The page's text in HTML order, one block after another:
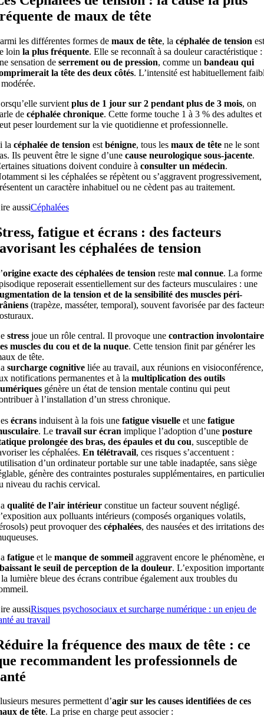
de maux de tête
les différentes formes de maux de tête, la céphalée de tension est
loin la plus fréquente. Elle se reconnaît à sa douleur caractéristique :
sensation de serrement ou de pression, comme un bandeau qui
la tête des deux côtés. L’intensité est habituellement
survientplus de 1 jour sur 2 pendant plus de 3 mois, on
de céphalée chronique. Cette forme touche 1 à 3 % des adultes et
peser lourdement sur la vie quotidienne et professionnelle.
la céphalée de tension est bénigne, tous lesmaux de têtene le sont
Ils peuvent être le signe d’une cause neurologique sous-jacente.
situations doivent conduire à consulter un médecin.
si les céphalées se répètent ou s’aggravent progressivement,
un caractère inhabituel ou ne cèdent pas au traitement.
aussiCéphalées
fatigue et écrans : des facteurs
les céphalées de tension
origine exacte des céphalées de tension reste mal connue. La forme
reposerait essentiellement sur des facteurs musculaires : une
de la tension et de la sensibilité des muscles péri-
(trapèze, masséter, temporal), souvent favorisée par des
stressjoue un rôle central. Il provoque une contraction involontaire
muscles du cou et de la nuque. Cette tension finit par générer les
de tête.
surcharge cognitiveliée au travail, aux réunions en visioconférence,
notifications permanentes et à la multiplication des outils
génère un état de tension mentale continu qui peut
à l’installation d’un stress chronique.
écransinduisent à la fois une fatigue visuelleet unefatigue
. Le travail sur écran implique l’adoption d’une posture
prolongée des bras, des épaules et du cou, susceptible de
les céphalées. En télétravail, ces risques s’accentuent :
d’un ordinateur portable sur une table inadaptée, sans siège
génère des contraintes posturales supplémentaires, en
niveau du rachis cervical.
qualité de l’air intérieurconstitue un facteur souvent négligé.
aux polluants intérieurs (composés organiques volatils,
peut provoquer des céphalées, des nausées et des irritations
fatigueet le manque de sommeil aggravent encore le phénomène,
le seuil de perception de la douleur. L’exposition
lumière bleue des écrans contribue également aux troubles du
aussiRisques psychosociaux et surcharge numérique : un enjeu de
au travail
la fréquence des maux de tête : ce
recommandent les professionnels de
mesures permettent d’agir sur les causes identifiées de ces
de tête. La prise en charge peut associer :